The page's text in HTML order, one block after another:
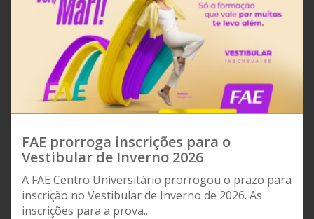
FAE prorroga inscrições para o
Vestibular de Inverno 2026
A FAE Centro Universitário prorrogou o prazo para
inscrição no Vestibular de Inverno de 2026. As
inscrições para a prova...